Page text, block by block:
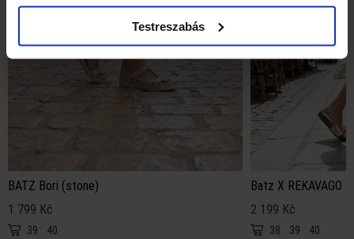
Testreszabás
BATZ Bori (stone)
1 799 Kč
39 40
Batz X REKAVAGO
2 199 Kč
38 39 40